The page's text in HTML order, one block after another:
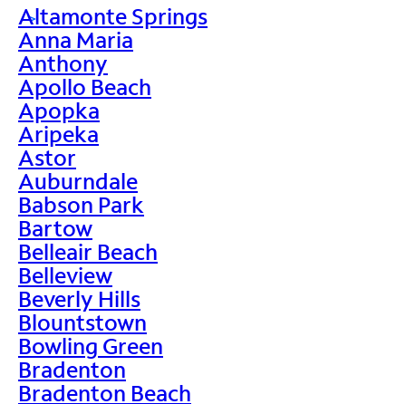
>
Altamonte Springs
Anna Maria
Anthony
Apollo Beach
Apopka
Aripeka
Astor
Auburndale
Babson Park
Bartow
Belleair Beach
Belleview
Beverly Hills
Blountstown
Bowling Green
Bradenton
Bradenton Beach